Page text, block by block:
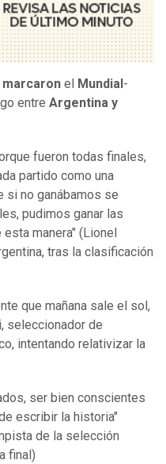
marcaron el Mundial -
entre Argentina y
fueron todas finales,
partido como una
si no ganábamos se
pudimos ganar las
manera" (Lionel
tras la clasificación
que mañana sale el sol,
seleccionador de
intentando relativizar la
ser bien conscientes
escribir la historia"
de la selección
final)